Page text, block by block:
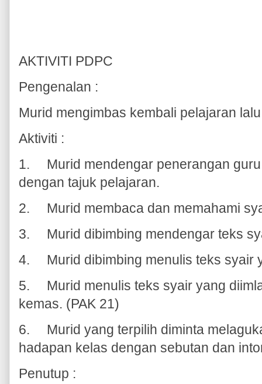
AKTIVITI PDPC
Pengenalan :
Murid mengimbas kembali pelajaran
Aktiviti :
1.
Murid mendengar penerangan
dengan tajuk pelajaran.
2.
Murid membaca dan memahami
3.
Murid dibimbing mendengar teks
4.
Murid dibimbing menulis teks syair
5.
Murid menulis teks syair yang
kemas. (PAK 21)
6.
Murid yang terpilih diminta
hadapan kelas dengan sebutan dan
Penutup :